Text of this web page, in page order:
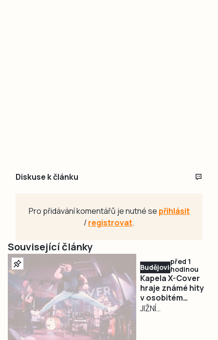
Diskuse k článku
Pro přidávání komentářů je nutné se přihlásit
/registrovat.
Související články
Budějovicko
před 1
hodinou
Kapela X-Cover
hraje známé hity
v osobitém
pojetí a
JIŽNÍ